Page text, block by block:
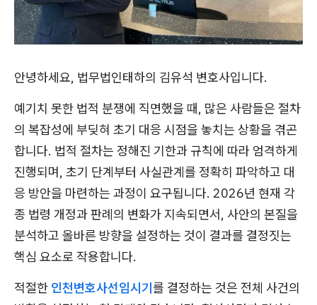
안녕하세요, 법무법인태하의 김유석 변호사입니다.
예기치 못한 법적 분쟁에 직면했을 때, 많은 사람들은 절차
의 복잡성에 부딪혀 초기 대응 시점을 놓치는 상황을 겪곤
합니다. 법적 절차는 정해진 기한과 규칙에 따라 엄격하게
진행되며, 초기 단계부터 사실관계를 정확히 파악하고 대
응 방안을 마련하는 과정이 요구됩니다. 2026년 현재 각
종 법령 개정과 판례의 변화가 지속되면서, 사안의 본질을
분석하고 올바른 방향을 설정하는 것이 결과를 결정짓는
핵심 요소로 작용합니다.
적절한 인천변호사선임시기를 결정하는 것은 전체 사건의